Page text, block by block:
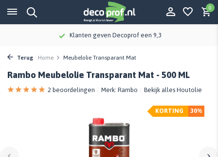
0
Klanten geven Decoprof een 9,3
Terug Home Meubelolie Transparant Mat
Rambo Meubelolie Transparant Mat - 500 ML
2 beoordelingen Merk: Rambo Bekijk alles Houtolie
30%
KORTING